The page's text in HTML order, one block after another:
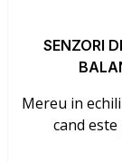
SENZORI
Mereu in
cand